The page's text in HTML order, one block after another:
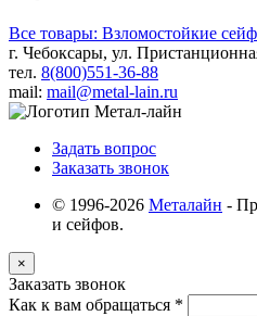
Все товары: Взломостойкие
г. Чебоксары, ул.
тел. 8(800)551-36-88
mail: mail@metal-lain.ru
Задать вопрос
Заказать звонок
© 1996-2026 Металайн -
и сейфов.
×
Заказать звонок
Как к вам обращаться *